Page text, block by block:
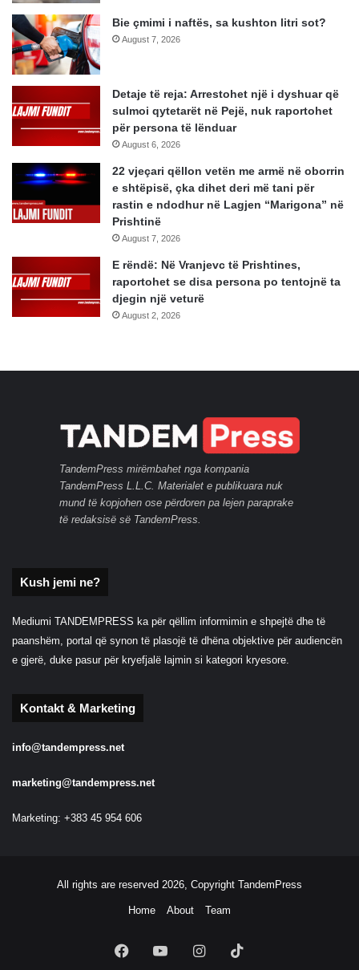
Bie çmimi i naftës, sa kushton litri sot?
August 7, 2026
Detaje të reja: Arrestohet një i dyshuar që
sulmoi qytetarët në Pejë, nuk raportohet
për persona të lënduar
August 6, 2026
22 vjeçari qëllon vetën me armë në oborrin
e shtëpisë, çka dihet deri më tani për
rastin e ndodhur në Lagjen “Marigona” në
Prishtinë
August 7, 2026
E rëndë: Në Vranjevc të Prishtines,
raportohet se disa persona po tentojnë ta
djegin një veturë
August 2, 2026
TandemPress mirëmbahet nga kompania
TandemPress L.L.C. Materialet e publikuara nuk
mund të kopjohen ose përdoren pa lejen paraprake
të redaksisë së TandemPress.
Kush jemi ne?
Mediumi TANDEMPRESS ka për qëllim informimin e shpejtë dhe të
paanshëm, portal që synon të plasojë të dhëna objektive për audiencën
e gjerë, duke pasur për kryefjalë lajmin si kategori kryesore.
Kontakt & Marketing
info@tandempress.net
marketing@tandempress.net
Marketing: +383 45 954 606
All rights are reserved 2026, Copyright TandemPress
Home About Team
FacebookYouTubeInstagram